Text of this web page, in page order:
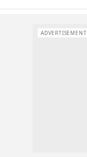
ADVERTISEMENT